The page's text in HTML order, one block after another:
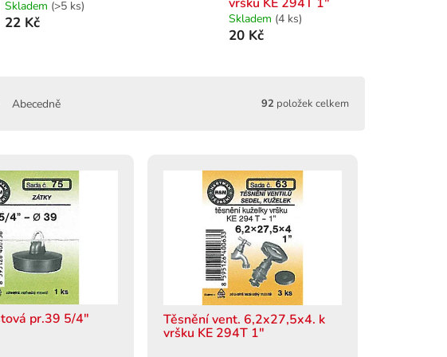
Skladem (>5 ks)
22 Kč
vršku KE 294T 1"
Skladem (4 ks)
20 Kč
Abecedně 92 položek celkem
pr.39 5/4" Těsnění vent. 6,2x27,5x4. k
vršku KE 294T 1"